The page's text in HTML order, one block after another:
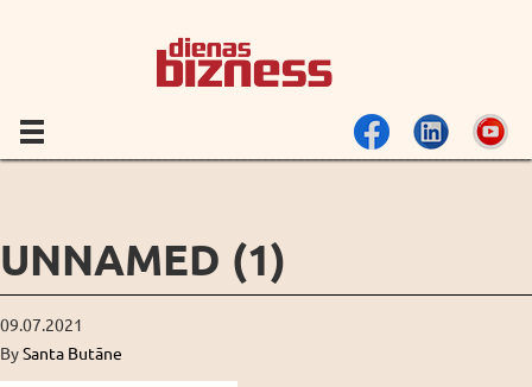
UNNAMED (1)
09.07.2021
BySanta Butāne